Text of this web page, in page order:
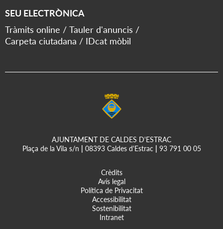
SEU ELECTRÒNICA
Tràmits online
Tauler d'anuncis
Carpeta ciutadana
IDcat mòbil
AJUNTAMENT DE CALDES D'ESTRAC
Plaça de la Vila s/n
08393 Caldes d'Estrac 93 791 00 05
Crèdits
Avís legal
Política de Privacitat
Accessibilitat
Sostenibilitat
Intranet